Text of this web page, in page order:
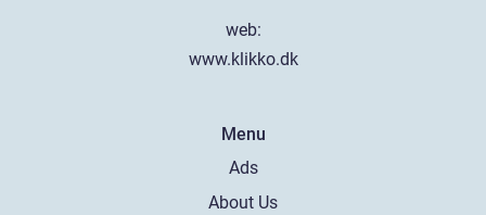
web:
www.klikko.dk
Menu
Ads
About Us